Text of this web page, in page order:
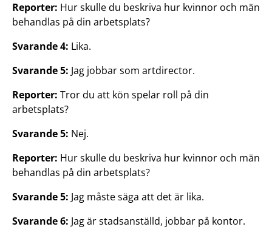
Reporter: Hur skulle du beskriva hur kvinnor och män
behandlas på din arbetsplats?
Svarande 4: Lika.
Svarande 5: Jag jobbar som artdirector.
Reporter: Tror du att kön spelar roll på din
arbetsplats?
Svarande 5: Nej.
Reporter: Hur skulle du beskriva hur kvinnor och män
behandlas på din arbetsplats?
Svarande 5: Jag måste säga att det är lika.
Svarande 6: Jag är stadsanställd, jobbar på kontor.